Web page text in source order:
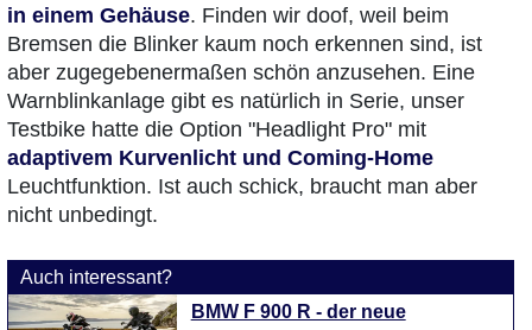
in einem Gehäuse. Finden wir doof, weil beim
Bremsen die Blinker kaum noch erkennen sind, ist
aber zugegebenermaßen schön anzusehen. Eine
Warnblinkanlage gibt es natürlich in Serie, unser
Testbike hatte die Option "Headlight Pro" mit
adaptivem Kurvenlicht und Coming-Home
Leuchtfunktion. Ist auch schick, braucht man aber
nicht unbedingt.
Auch interessant?
BMW F 900 R - der neue